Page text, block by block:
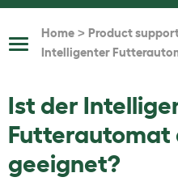
Toggle
Home > Product
Intelligenter
Ist der
Futterautomat
geeignet?